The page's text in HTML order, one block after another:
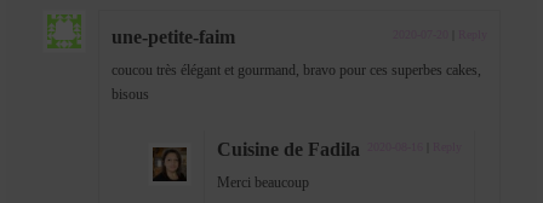
une-petite-faim
coucou très élégant et gourmand, bravo pour ces superbes cakes,
bisous
Cuisine de Fadila
Merci beaucoup